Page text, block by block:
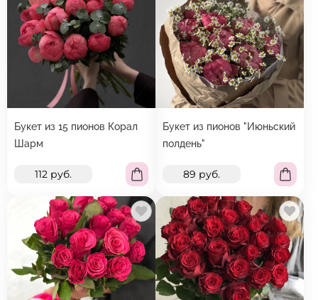
Букет из 15 пионов Корал
Шарм
112 руб.
Букет из пионов "Июньский
полдень"
89 руб.